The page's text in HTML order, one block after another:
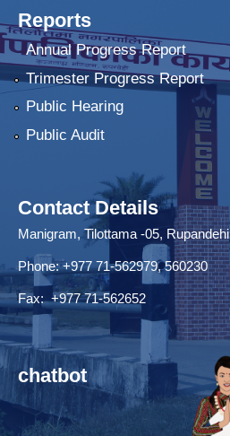
Reports
Annual Progress Report
Trimester Progress Report
Public Hearing
Public Audit
Contact Details
Manigram, Tilottama -05, Rupandehi
Phone: +977 71-562979, 560230
Fax: +977 71-562652
chatbot